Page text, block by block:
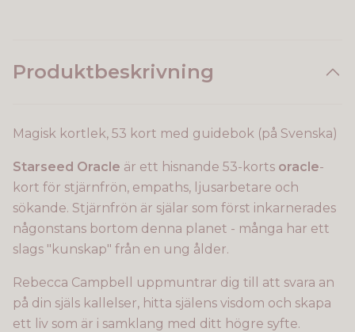
Produktbeskrivning
Magisk kortlek, 53 kort med guidebok (på Svenska)
Starseed Oracle är ett hisnande 53-korts oracle-
kort för stjärnfrön, empaths, ljusarbetare och
sökande. Stjärnfrön är själar som först inkarnerades
någonstans bortom denna planet - många har ett
slags "kunskap" från en ung ålder.
Rebecca Campbell uppmuntrar dig till att svara an
på din själs kallelser, hitta själens visdom och skapa
ett liv som är i samklang med ditt högre syfte.